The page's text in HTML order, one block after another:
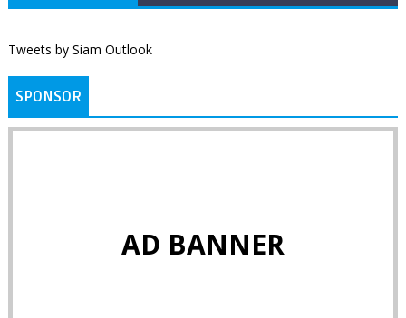
Tweets by Siam Outlook
SPONSOR
AD BANNER